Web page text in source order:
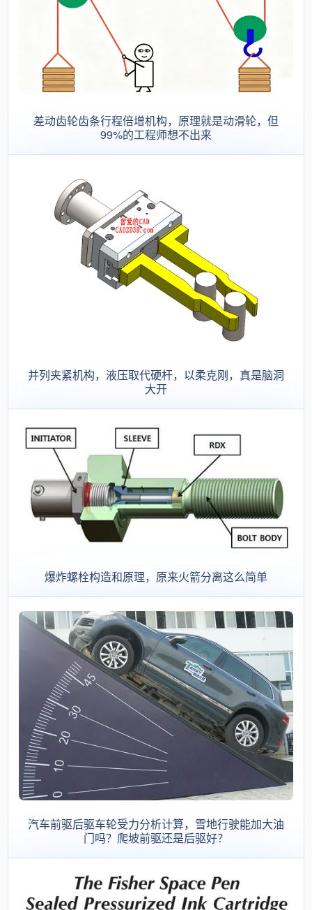
差动齿轮齿条行程倍增机构，原理就是动滑轮，但
99%的工程师想不出来
并列夹紧机构，液压取代硬杆，以柔克刚，真是脑洞
大开
爆炸螺栓构造和原理，原来火箭分离这么简单
汽车前驱后驱车轮受力分析计算，雪地行驶能加大油
门吗？爬坡前驱还是后驱好？